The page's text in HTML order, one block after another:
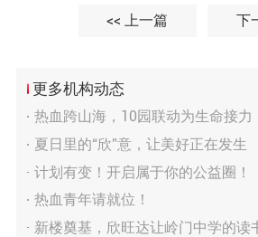
<< 上一篇 下
更多机构动态
热血跨山海，10园联动为生命接力
夏日里的“欣”意，让美好正在发生
计划有变！开启属于你的公益圈！
热血青年请就位！
新楼奠基，欣旺达让岭门中学的读